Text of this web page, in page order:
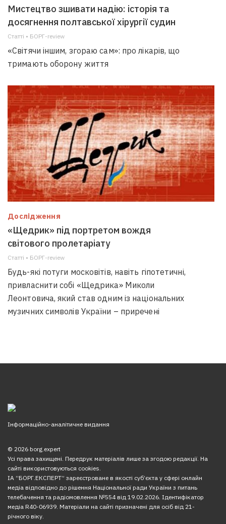
Мистецтво зшивати надію: історія та
досягнення полтавської хірургії судин
Статті • БОРГ-review
«Світячи іншим, згораю сам»: про лікарів, що
тримають оборону життя
Дослідження
«Щедрик» під портретом вождя
світового пролетаріату
Статті • БОРГ-review
Будь-які потуги московітів, навіть гіпотетичні,
привласнити собі «Щедрика» Миколи
Леонтовича, який став одним із національних
музичних символів України – приречені
Інформаційно-аналітичне видання
© 2026 borg.expert
Усі права захищені. Передрук матеріалів лише за згодою редакції. На
сайті використовуються cookies.
ІА “БОРГ.ЕКСПЕРТ” зареєстроване в якості суб’єкта у сфері онлайн
медіа відповідно до рішення Національної ради України з питань
телебачення та радіомовлення №554 від 19.02.2026. Ідентифікатор
медіа R40-06939. Матеріали на сайті призначені для осіб від 21-
річного віку.